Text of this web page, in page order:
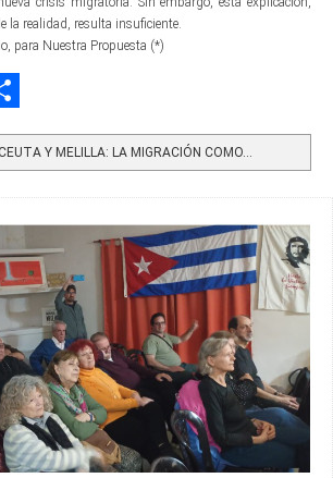
la realidad, resulta insuficiente.
para Nuestra Propuesta (*)
Y MELILLA: LA MIGRACIÓN COMO...